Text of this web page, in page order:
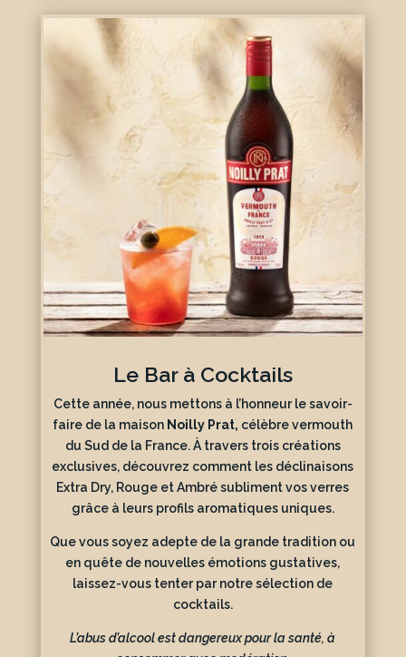
Le Bar à Cocktails
Cette année, nous mettons à l’honneur le savoir-
faire de la maison Noilly Prat, célèbre vermouth
du Sud de la France. À travers trois créations
exclusives, découvrez comment les déclinaisons
Extra Dry, Rouge et Ambré subliment vos verres
grâce à leurs profils aromatiques uniques.
Que vous soyez adepte de la grande tradition ou
en quête de nouvelles émotions gustatives,
laissez-vous tenter par notre sélection de
cocktails.
L’abus d’alcool est dangereux pour la santé, à